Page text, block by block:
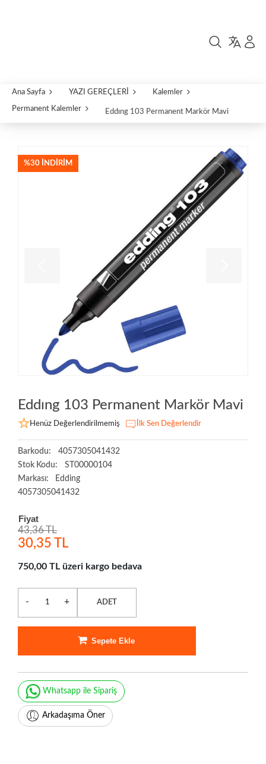
Ana Sayfa YAZI GEREÇLERİ Kalemler
Permanent Kalemler Eddıng 103 Permanent Markör Mavi
%30 İNDIRIM
Eddıng 103 Permanent Markör Mavi
Henüz Değerlendirilmemiş İlk Sen Değerlendir
Barkodu:
4057305041432
Stok Kodu:
ST00000104
Markası:
Edding
4057305041432
Fiyat
43,36 TL
30,35 TL
750,00 TL üzeri kargo bedava
- + ADET
Sepete Ekle
Whatsapp ile Sipariş
Arkadaşıma Öner